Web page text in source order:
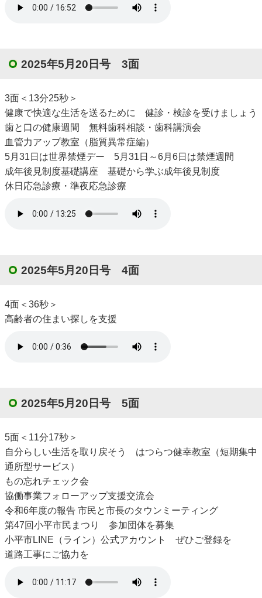
2025年5月20日号 3面
3面＜13分25秒＞
健康で快適な生活を送るために 健診・検診を受けましょう
歯と口の健康週間 無料歯科相談・歯科講演会
血管力アップ教室（脂質異常症編）
5月31日は世界禁煙デー 5月31日～6月6日は禁煙週間
成年後見制度基礎講座 基礎から学ぶ成年後見制度
休日応急診療・準夜応急診療
2025年5月20日号 4面
4面＜36秒＞
高齢者の住まい探しを支援
2025年5月20日号 5面
5面＜11分17秒＞
自分らしい生活を取り戻そう はつらつ健幸教室（短期集中
通所型サービス）
もの忘れチェック会
協働事業フォローアップ支援交流会
令和6年度の報告 市民と市長のタウンミーティング
第47回小平市民まつり 参加団体を募集
小平市LINE（ライン）公式アカウント ぜひご登録を
道路工事にご協力を